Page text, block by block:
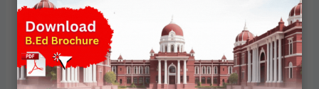
अंतरराष्ट्रीय स्तर पर जाति-आधारित भेदभाव को नस्लीय भेदभाव के
समकक्ष मान्यता मिलती जा रही है। इससे भारतीय अनुभव वैश्विक
मानव अधिकार विमर्श से जुड़ता है और यह दिखाता है किनागरिक
समाज के भीतर मौजूद पदानुक्रमभी उतने ही दमनकारी हो सकते हैं
जितना राज्य का दमन।